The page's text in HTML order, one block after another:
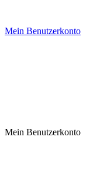
Mein Benutzerkonto
Mein Benutzerkonto